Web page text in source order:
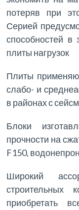
потеряв при
Серией
способностей в
плиты нагрузок
Плиты
слабо- и
в районах с
Блоки
прочности на
F150,
Широкий
строительных
приобретать